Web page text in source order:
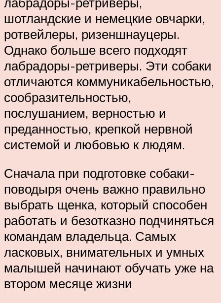
шотландские и немецкие овчарки,
ротвейлеры, ризеншнауцеры.
Однако больше всего подходят
лабрадоры-ретриверы. Эти собаки
отличаются коммуникабельностью,
сообразительностью,
послушанием, верностью и
преданностью, крепкой нервной
системой и любовью к людям.
Сначала при подготовке собаки-
поводыря очень важно правильно
выбрать щенка, который способен
работать и безотказно подчиняться
командам владельца. Самых
ласковых, внимательных и умных
малышей начинают обучать уже на
втором месяце жизни